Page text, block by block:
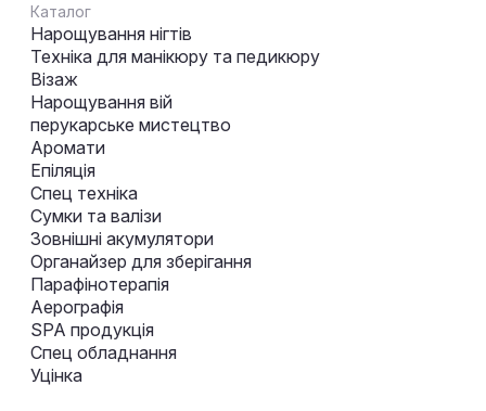
Каталог
Нарощування нігтів
Техніка для манікюру та педикюру
Візаж
Нарощування вій
перукарське мистецтво
Аромати
Епіляція
Спец техніка
Сумки та валізи
Зовнішні акумулятори
Органайзер для зберігання
Парафінотерапія
Аерографія
SPA продукція
Спец обладнання
Уцінка